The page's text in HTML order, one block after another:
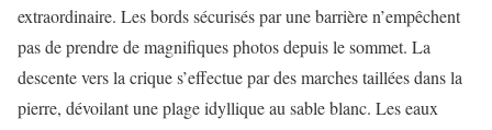
extraordinaire. Les bords sécurisés par une barrière n’empêchent
pas de prendre de magnifiques photos depuis le sommet. La
descente vers la crique s’effectue par des marches taillées dans la
pierre, dévoilant une plage idyllique au sable blanc. Les eaux